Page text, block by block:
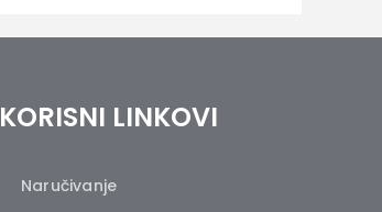
KORISNI LINKOVI
Naručivanje